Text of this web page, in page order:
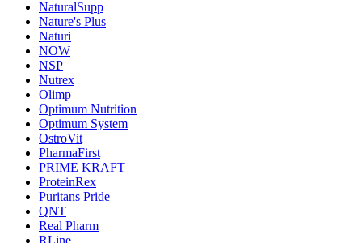
NaturalSupp
Nature's Plus
Naturi
NOW
NSP
Nutrex
Olimp
Optimum Nutrition
Optimum System
OstroVit
PharmaFirst
PRIME KRAFT
ProteinRex
Puritans Pride
QNT
Real Pharm
RLine